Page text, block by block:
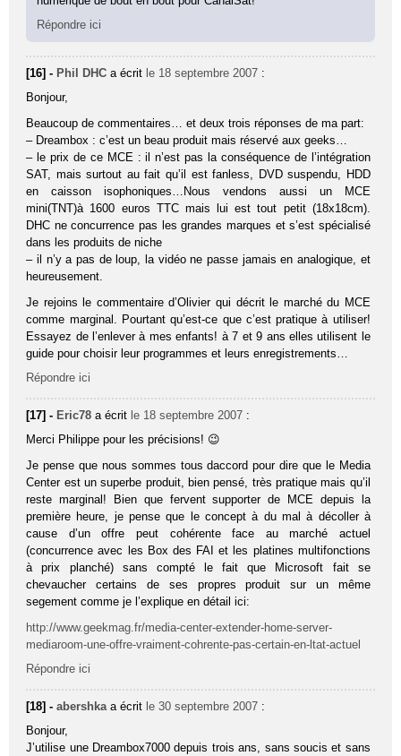
Répondre ici
[16] - Phil DHC a écrit le 18 septembre 2007 :
Bonjour,
Beaucoup de commentaires… et deux trois réponses de ma part:
– Dreambox : c’est un beau produit mais réservé aux geeks…
– le prix de ce MCE : il n’est pas la conséquence de l’intégration
SAT, mais surtout au fait qu’il est fanless, DVD suspendu, HDD
en caisson isophoniques…Nous vendons aussi un MCE
mini(TNT)à 1600 euros TTC mais lui est tout petit (18x18cm).
DHC ne concurrence pas les grandes marques et s’est spécialisé
dans les produits de niche
– il n’y a pas de loup, la vidéo ne passe jamais en analogique, et
heureusement.
Je rejoins le commentaire d’Olivier qui décrit le marché du MCE
comme marginal. Pourtant qu’est-ce que c’est pratique à utiliser!
Essayez de l’enlever à mes enfants! à 7 et 9 ans elles utilisent le
guide pour choisir leur programmes et leurs enregistrements…
Répondre ici
[17] - Eric78 a écrit le 18 septembre 2007 :
Merci Philippe pour les précisions! 😉
Je pense que nous sommes tous daccord pour dire que le Media
Center est un superbe produit, bien pensé, très pratique mais qu’il
reste marginal! Bien que fervent supporter de MCE depuis la
première heure, je pense que le concept à du mal à décoller à
cause d’un offre peut cohérente face au marché actuel
(concurrence avec les Box des FAI et les platines multifonctions
à prix planché) sans compté le fait que Microsoft fait se
chevaucher certains de ses propres produit sur un même
segement comme je l’explique en détail ici:
http://www.geekmag.fr/media-center-extender-home-server-
mediaroom-une-offre-vraiment-cohrente-pas-certain-en-ltat-actuel
Répondre ici
[18] -abershka a écrit le 30 septembre 2007 :
Bonjour,
J’utilise une Dreambox7000 depuis trois ans, sans soucis et sans